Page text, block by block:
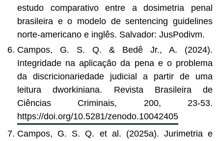
estudo comparativo entre a dosimetria penal
brasileira e o modelo de sentencing guidelines
norte-americano e inglês. Salvador: JusPodivm.
Campos, G. S. Q. & Bedê Jr., A. (2024).
Integridade na aplicação da pena e o problema
da discricionariedade judicial a partir de uma
leitura dworkiniana. Revista Brasileira de
Ciências Criminais, 200, 23-53.
https://doi.org/10.5281/zenodo.10042405
Campos, G. S. Q. et al. (2025a). Jurimetria e